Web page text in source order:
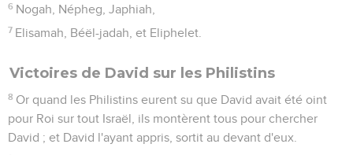
6 Nogah, Népheg, Japhiah,
7 Elisamah, Béël-jadah, et Eliphelet.
Victoires de David sur les Philistins
8 Or quand les Philistins eurent su que David avait été oint
pour Roi sur tout Israël, ils montèrent tous pour chercher
David ; et David l'ayant appris, sortit au devant d'eux.